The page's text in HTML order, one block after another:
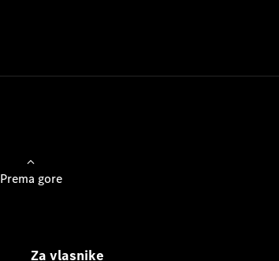
Prema gore
Za vlasnike